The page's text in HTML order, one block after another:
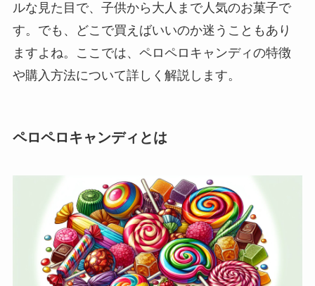
ルな見た目で、子供から大人まで人気のお菓子で
す。でも、どこで買えばいいのか迷うこともあり
ますよね。ここでは、ペロペロキャンディの特徴
や購入方法について詳しく解説します。
ペロペロキャンディとは